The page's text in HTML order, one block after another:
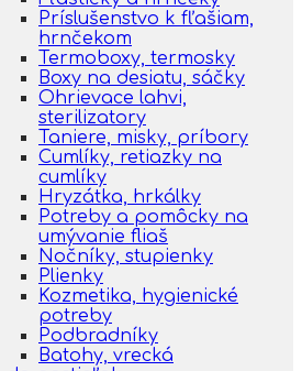
Príslušenstvo k fľašiam,
hrnčekom
Termoboxy, termosky
Boxy na desiatu, sáčky
Ohrievace lahvi,
sterilizatory
Taniere, misky, príbory
Cumlíky, retiazky na
cumlíky
Hryzátka, hrkálky
Potreby a pomôcky na
umývanie fliaš
Nočníky, stupienky
Plienky
Kozmetika, hygienické
potreby
Podbradníky
Batohy, vrecká